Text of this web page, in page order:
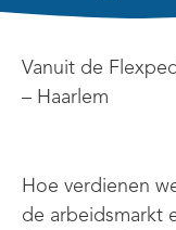
Vanuit de
– Haarlem
Hoe verdienen
de arbeidsmarkt